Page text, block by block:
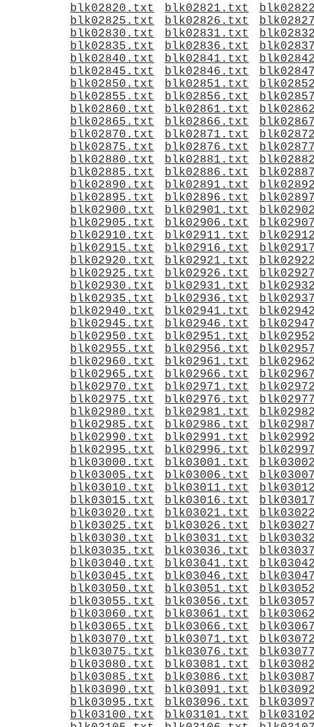
blk02820.txt
blk02821.txt
blk02825.txt
blk02826.txt
blk02830.txt
blk02831.txt
blk02835.txt
blk02836.txt
blk02840.txt
blk02841.txt
blk02845.txt
blk02846.txt
blk02850.txt
blk02851.txt
blk02855.txt
blk02856.txt
blk02860.txt
blk02861.txt
blk02865.txt
blk02866.txt
blk02870.txt
blk02871.txt
blk02875.txt
blk02876.txt
blk02880.txt
blk02881.txt
blk02885.txt
blk02886.txt
blk02890.txt
blk02891.txt
blk02895.txt
blk02896.txt
blk02900.txt
blk02901.txt
blk02905.txt
blk02906.txt
blk02910.txt
blk02911.txt
blk02915.txt
blk02916.txt
blk02920.txt
blk02921.txt
blk02925.txt
blk02926.txt
blk02930.txt
blk02931.txt
blk02935.txt
blk02936.txt
blk02940.txt
blk02941.txt
blk02945.txt
blk02946.txt
blk02950.txt
blk02951.txt
blk02955.txt
blk02956.txt
blk02960.txt
blk02961.txt
blk02965.txt
blk02966.txt
blk02970.txt
blk02971.txt
blk02975.txt
blk02976.txt
blk02980.txt
blk02981.txt
blk02985.txt
blk02986.txt
blk02990.txt
blk02991.txt
blk02995.txt
blk02996.txt
blk03000.txt
blk03001.txt
blk03005.txt
blk03006.txt
blk03010.txt
blk03011.txt
blk03015.txt
blk03016.txt
blk03020.txt
blk03021.txt
blk03025.txt
blk03026.txt
blk03030.txt
blk03031.txt
blk03035.txt
blk03036.txt
blk03040.txt
blk03041.txt
blk03045.txt
blk03046.txt
blk03050.txt
blk03051.txt
blk03055.txt
blk03056.txt
blk03060.txt
blk03061.txt
blk03065.txt
blk03066.txt
blk03070.txt
blk03071.txt
blk03075.txt
blk03076.txt
blk03080.txt
blk03081.txt
blk03085.txt
blk03086.txt
blk03090.txt
blk03091.txt
blk03095.txt
blk03096.txt
blk03100.txt
blk03101.txt